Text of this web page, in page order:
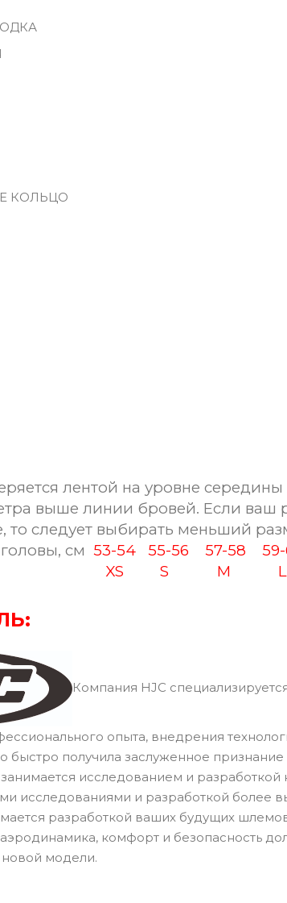
КОЛЬЦО
лентой на уровне
выше линии бровей. Если ваш
то следует выбирать меньший
см 53-54 55-56 57-58
XS S M L
Компания HJC
опыта, внедрения
быстро получила заслуженное
исследованием и
исследованиями и разработкой более
разработкой ваших будущих
комфорт и безопасность
модели.